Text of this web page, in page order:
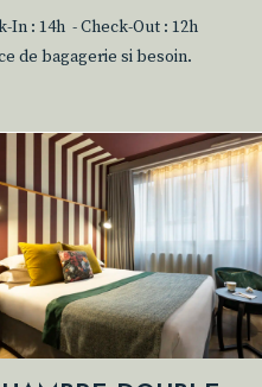
In : 14h - Check-Out : 12h
de bagagerie si besoin.